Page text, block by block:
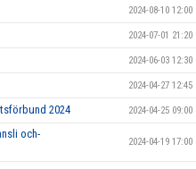
2024-08-10 12:00
2024-07-01 21:20
2024-06-03 12:30
2024-04-27 12:45
2024 2024-04-25 09:00
och-
2024-04-19 17:00